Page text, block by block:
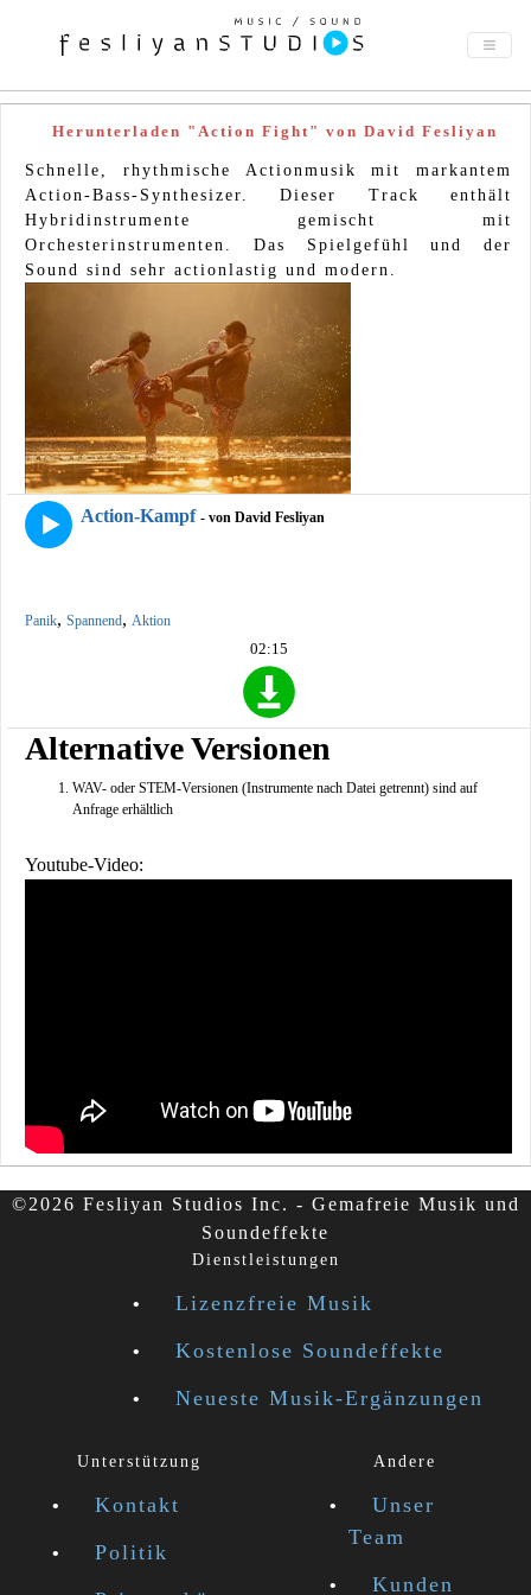
Herunterladen "Action Fight" von David Fesliyan
Schnelle, rhythmische Actionmusik mit markantem
Action-Bass-Synthesizer. Dieser Track enthält
Hybridinstrumente gemischt mit
Orchesterinstrumenten. Das Spielgefühl und der
Sound sind sehr actionlastig und modern.
Action-Kampf - von David Fesliyan
Panik, Spannend, Aktion
02:15
Alternative Versionen
WAV- oder STEM-Versionen (Instrumente nach Datei getrennt) sind auf
Anfrage erhältlich
Youtube-Video:
©2026 Fesliyan Studios Inc. - Gemafreie Musik und
Soundeffekte
Dienstleistungen
Lizenzfreie Musik
Kostenlose Soundeffekte
Neueste Musik-Ergänzungen
Unterstützung
Kontakt
Politik
Andere
Unser
Team
Kunden